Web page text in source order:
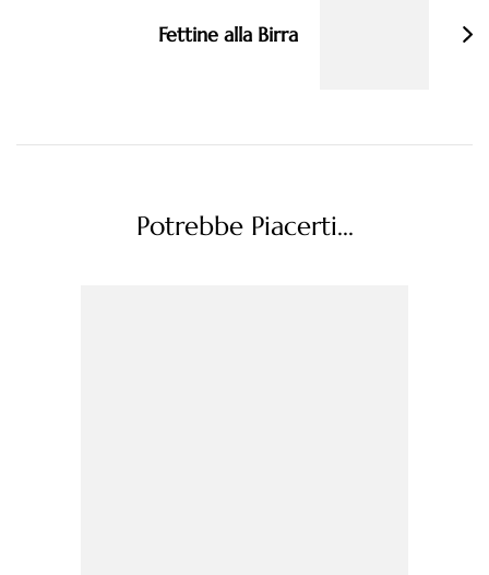
Fettine alla Birra
Potrebbe Piacerti...